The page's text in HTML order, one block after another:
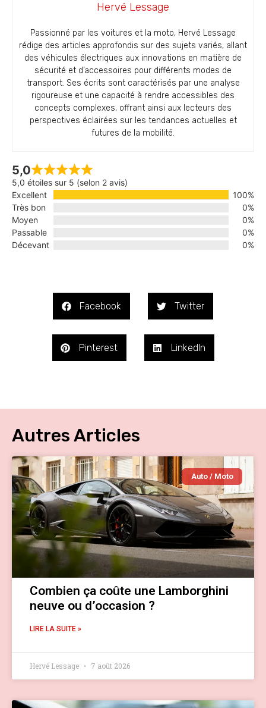
Hervé Lessage
Passionné par les voitures et la moto, Hervé Lessage
rédige des articles approfondis sur des sujets variés, allant
des véhicules électriques aux innovations en matière de
sécurité et d’accessoires pour différents modes de
transport. Ses écrits sont caractérisés par une analyse
rigoureuse et une capacité à rendre accessibles des
concepts complexes, offrant ainsi aux lecteurs des
perspectives éclairées sur les tendances actuelles et
futures de la mobilité.
5,0
5,0 étoiles sur 5 (selon 2 avis)
Excellent
100%
Très bon
0%
Moyen
0%
Passable
0%
Décevant
0%
Facebook Twitter
Pinterest LinkedIn
Autres Articles
Auto / Moto
Combien ça coûte une Lamborghini
neuve ou d’occasion ?
LIRE LA SUITE »
Hervé Lessage 7 août 2026